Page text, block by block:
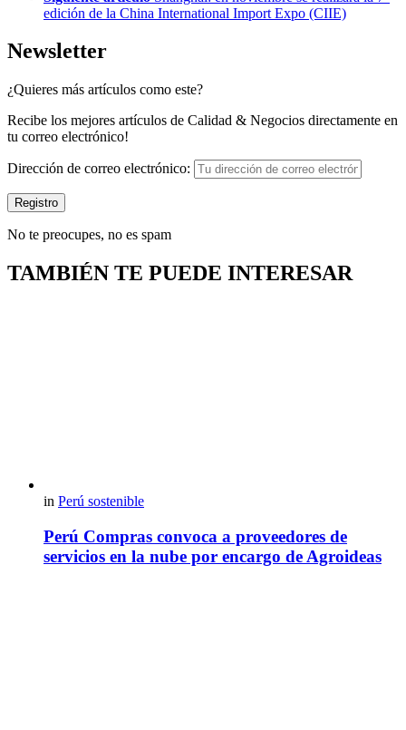
edición de la China International Import Expo (CIIE)
Newsletter
¿Quieres más artículos como este?
Recibe los mejores artículos de Calidad & Negocios directamente en
tu correo electrónico!
Dirección de correo electrónico:
No te preocupes, no es spam
TAMBIÉN TE PUEDE INTERESAR
in Perú sostenible
Perú Compras convoca a proveedores de
servicios en la nube por encargo de Agroideas